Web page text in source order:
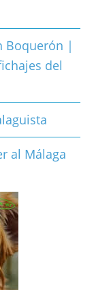
Boquerón |
del
al Málaga